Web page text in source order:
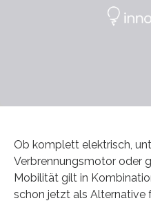
Ob komplett elektrisch,
Verbrennungsmotor oder
Mobilität gilt in
schon jetzt als Alternative